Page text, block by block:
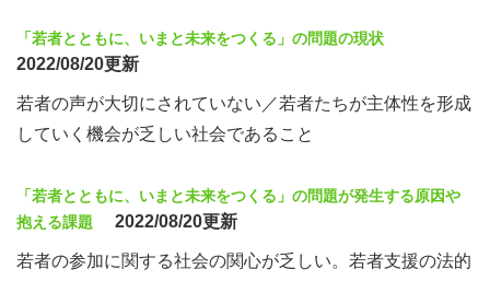
「若者とともに、いまと未来をつくる」の問題の現状
2022/08/20更新
若者の声が大切にされていない／若者たちが主体性を形成
していく機会が乏しい社会であること
「若者とともに、いまと未来をつくる」の問題が発生する原因や
抱える課題
2022/08/20更新
若者の参加に関する社会の関心が乏しい。若者支援の法的